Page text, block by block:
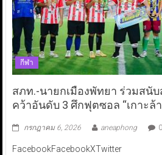
กีฬา
สภท.-นายกเมืองพัทยา ร่วมสนั
คว้าอันดับ 3 ศึกฟุตซอล “เกาะล้
กรกฎาคม 6, 2026 aneaphong 0
FacebookFacebookXTwitter